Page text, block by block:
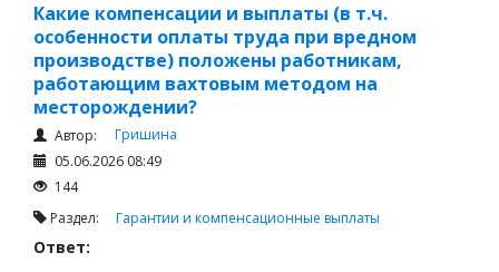
Какие компенсации и выплаты (в т.ч.
особенности оплаты труда при вредном
производстве) положены работникам,
работающим вахтовым методом на
месторождении?
Автор:
Гришина
05.06.2026 08:49
144
Раздел: Гарантии и компенсационные выплаты
Ответ: